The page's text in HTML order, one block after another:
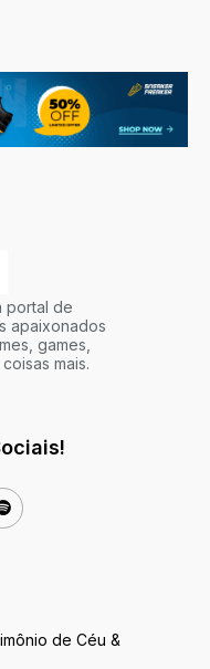
portal de
apaixonados
games,
mais.
de Céu &